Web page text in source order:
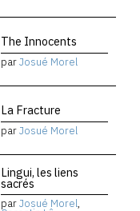
The Innocents
parJosué Morel
La Fracture
parJosué Morel
Lingui, les liens
sacrés
parJosué Morel,